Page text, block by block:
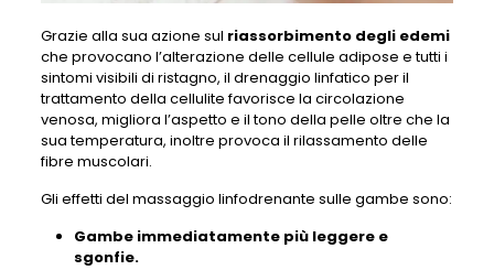
Grazie alla sua azione sul riassorbimento degli edemi
che provocano l’alterazione delle cellule adipose e tutti i
sintomi visibili di ristagno, il drenaggio linfatico per il
trattamento della cellulite favorisce la circolazione
venosa, migliora l’aspetto e il tono della pelle oltre che la
sua temperatura, inoltre provoca il rilassamento delle
fibre muscolari.
Gli effetti del massaggio linfodrenante sulle gambe sono:
Gambe immediatamente più leggere e
sgonfie.